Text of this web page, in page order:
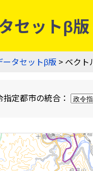
セットβ
タセットβ版 > ベクト
指定都市の統合：